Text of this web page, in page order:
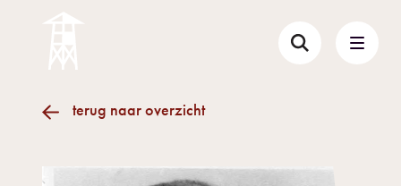
terug naar overzicht